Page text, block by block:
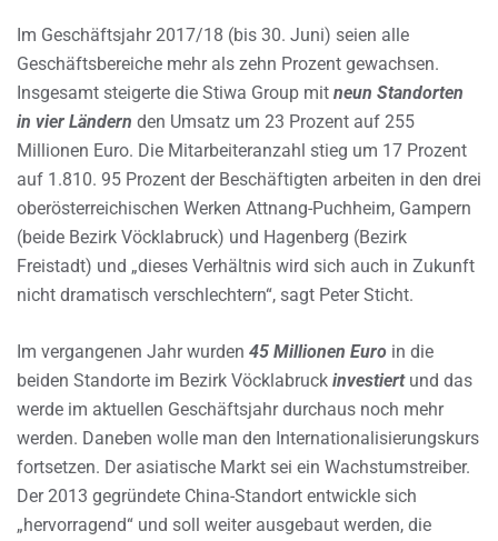
Im Geschäftsjahr 2017/18 (bis 30. Juni) seien alle
Geschäftsbereiche mehr als zehn Prozent gewachsen.
Insgesamt steigerte die Stiwa Group mit neun Standorten
in vier Ländern den Umsatz um 23 Prozent auf 255
Millionen Euro. Die Mitarbeiteranzahl stieg um 17 Prozent
auf 1.810. 95 Prozent der Beschäftigten arbeiten in den drei
oberösterreichischen Werken Attnang-Puchheim, Gampern
(beide Bezirk Vöcklabruck) und Hagenberg (Bezirk
Freistadt) und „dieses Verhältnis wird sich auch in Zukunft
nicht dramatisch verschlechtern“, sagt Peter Sticht.
Im vergangenen Jahr wurden 45 Millionen Euro in die
beiden Standorte im Bezirk Vöcklabruck investiertund das
werde im aktuellen Geschäftsjahr durchaus noch mehr
werden. Daneben wolle man den Internationalisierungskurs
fortsetzen. Der asiatische Markt sei ein Wachstumstreiber.
Der 2013 gegründete China-Standort entwickle sich
„hervorragend“ und soll weiter ausgebaut werden, die